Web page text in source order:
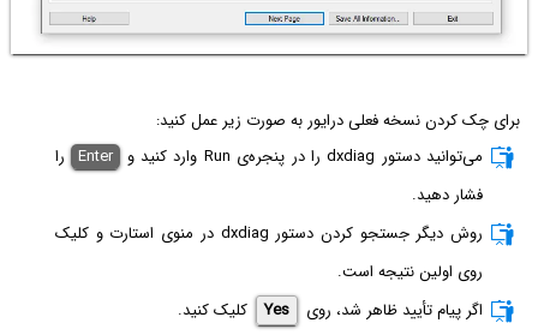
برای چک کردن نسخه فعلی درایور به صورت زیر عمل کنید:
می‌توانید دستور dxdiag را در پنجره‌ی Run وارد کنید و
Enter را
فشار دهید.
روش دیگر جستجو کردن دستور dxdiag در منوی استارت و کلیک
روی اولین نتیجه است.
اگر پیام تأیید ظاهر شد، روی
Yes
کلیک کنید.